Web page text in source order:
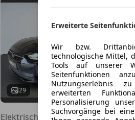
29
Elektrische Heckklappe, Armlehne
Erweiterte
Wir bzw.
technologische Mittel,
Tools auf unserer
Seitenfunktionen
Nutzungserlebnis
erweiterten
Personalisierung
Suchvorgänge bei